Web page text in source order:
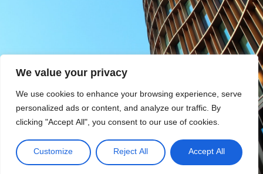
We value your privacy
We use cookies to enhance your browsing experience, serve
personalized ads or content, and analyze our traffic. By
clicking "Accept All", you consent to our use of cookies.
Customize Reject All Accept All
©2026 Envolve Entrepreneurship. All rights reserved.
Developed byCactus